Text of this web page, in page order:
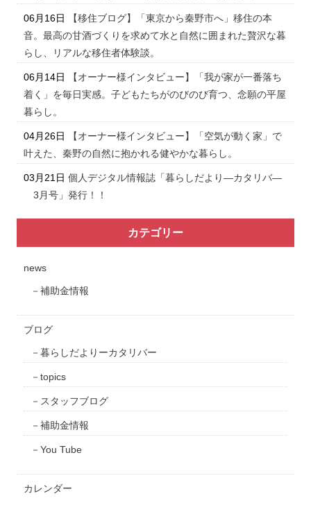
06月16日
【移住ブログ】「東京から秦野市へ」移住の本
音。最高の甘酒づくりを求めて水と自然に囲まれた贅沢な暮
らし、リアルな移住者体験談。
06月14日
【オーナー様インタビュー】「我が家が一番落ち
着く」を毎日実感。子どもたちがのびのび育つ、念願の平屋
暮らし。
04月26日
【オーナー様インタビュー】「空気が動く家」で
叶えた、秦野の自然に抱かれる健やかな暮らし。
03月21日 個人デジタル情報誌「暮らしだより―カタリバ―
3月号」発行！！
カテゴリー
news
補助金情報
ブログ
暮らしだよりーカタリバー
topics
スタッフブログ
補助金情報
You Tube
カレンダー